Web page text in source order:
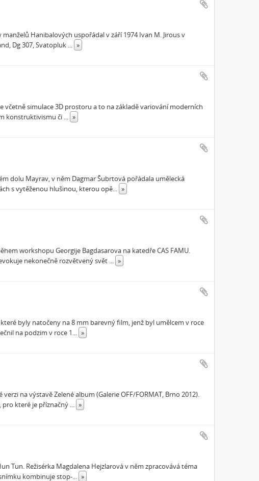
Hanibalových uspořádal v září 1974 Ivan M. Jirous v
Dg 307, Svatopluk ... »
včetně simulace 3D prostoru a to na základě variování moderních
konstruktivismu či ... »
dolu Mayrav, v něm Dagmar Šubrtová pořádala umělecká
s vytěženou hlušinou, kterou opě... »
workshopu Georgije Bagdasarova na katedře CAS FAMU.
nekonečně rozvětvený svět ... »
byly natočeny na 8 mm barevný film, jenž byl umělcem v roce
na podzim v roce 1... »
na výstavě Zelené album (Galerie OFF/FORMAT, Brno 2012).
pro které je příznačný ... »
Tun. Režisérka Magdalena Hejzlarová v něm zpracovává téma
kombinuje stop-... »